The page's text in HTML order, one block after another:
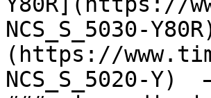
NCS_S_5030-
(https://
NCS_S_5020-